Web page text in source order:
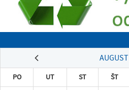
AUGUST
PO UT ST ŠT